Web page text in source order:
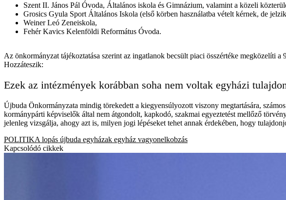
Szent II. János Pál Óvoda, Általános iskola és Gimnázium, valamint a közeli
Grosics Gyula Sport Általános Iskola (első körben használatba vételt kérnek, de
Weiner Leó Zeneiskola,
Fehér Kavics Kelenföldi Református Óvoda.
Az önkormányzat tájékoztatása szerint az ingatlanok becsült piaci összértéke
Hozzáteszik:
Ezek az intézmények korábban soha nem voltak egyházi
Újbuda Önkormányzata mindig törekedett a kiegyensúlyozott viszony megtartására,
kormánypárti képviselők által nem átgondolt, kapkodó, szakmai egyeztetést mellőző
jelenleg vizsgálja, ahogy azt is, milyen jogi lépéseket tehet annak érdekében, hogy
POLITIKA lopás újbuda egyházak egyház vagyonelkobzás
Kapcsolódó cikkek